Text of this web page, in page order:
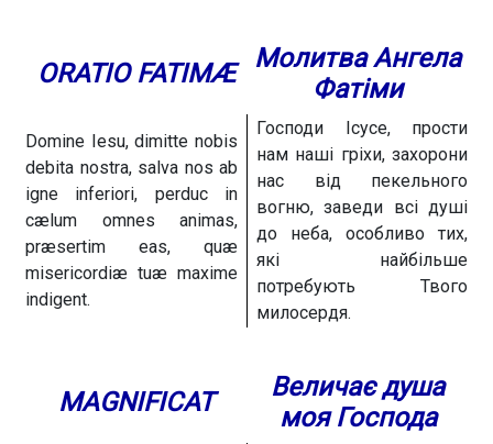
ORATIO FATIMÆ
Молитва Ангела
Фатіми
Domine Iesu, dimitte nobis
debita nostra, salva nos ab
igne inferiori, perduc in
cælum omnes animas,
præsertim eas, quæ
misericordiæ tuæ maxime
indigent.
Господи Ісусе, прости
нам наші гріхи, захорони
нас від пекельного
вогню, заведи всі душі
до неба, особливо тих,
які найбільше
потребують Твого
милосердя.
MAGNIFICAT
Величає душа
моя Господа